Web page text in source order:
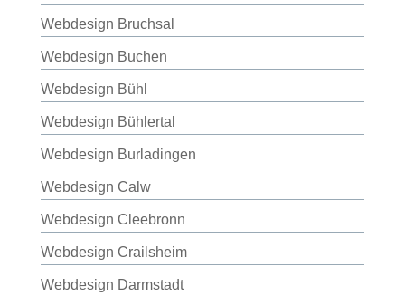
Webdesign Bruchsal
Webdesign Buchen
Webdesign Bühl
Webdesign Bühlertal
Webdesign Burladingen
Webdesign Calw
Webdesign Cleebronn
Webdesign Crailsheim
Webdesign Darmstadt